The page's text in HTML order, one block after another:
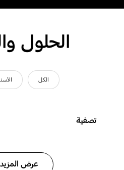
الحلول
الكل
تصفية
عرض المزيد